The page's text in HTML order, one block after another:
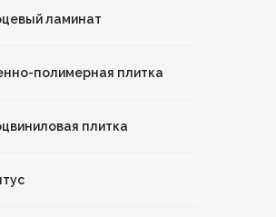
ламинат
полимерная плитка
плитка